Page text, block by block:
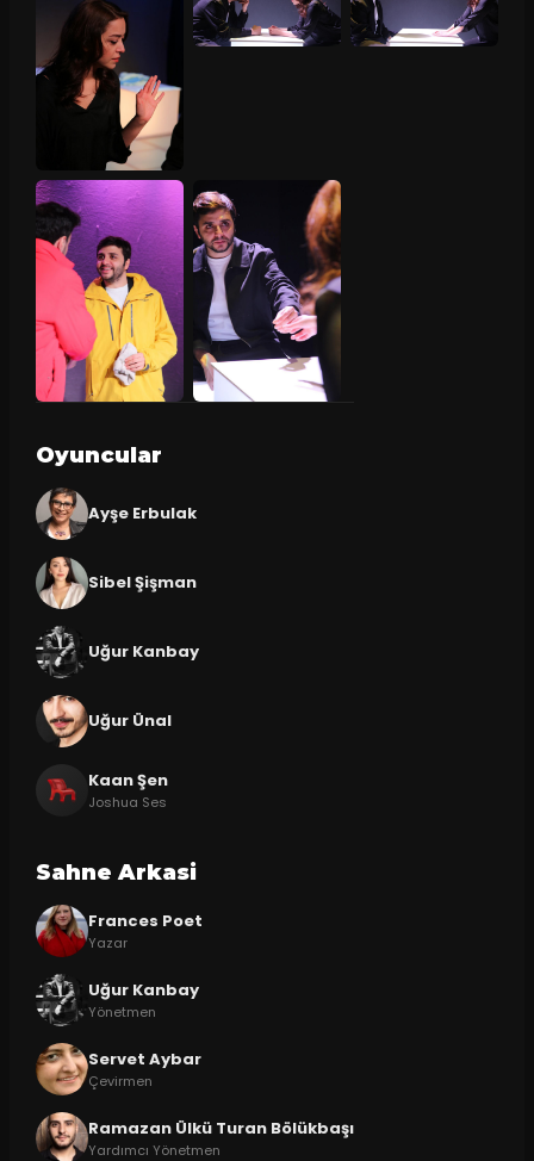
Oyuncular
Ayşe Erbulak
Sibel Şişman
Uğur Kanbay
Uğur Ünal
Kaan Şen
Joshua Ses
Sahne Arkasi
Frances Poet
Yazar
Uğur Kanbay
Yönetmen
Servet Aybar
Çevirmen
Ramazan Ülkü Turan Bölükbaşı
Yardımcı Yönetmen